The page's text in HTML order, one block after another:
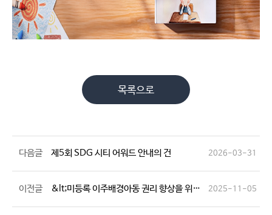
목록으로
다음글 제5회 SDG 시티 어워드 안내의 건 2026-03-31
이전글 &lt;미등록 이주배경아동 권리 향상을 위한 국회포럼&gt; 참석 안내 2025-11-05